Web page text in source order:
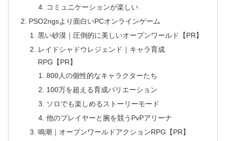
コミュニケーションが楽しい
PSO2ngsより面白いPCオンラインゲーム
黒い砂漠｜圧倒的に美しいオープンワールド【PR】
レイドシャドウレジェンド｜キャラ育成
RPG【PR】
800人の個性的なキャラクターたち
100万を超える育成バリエーション
ソロでも楽しめるストーリーモード
他のプレイヤーと腕を競うPvPアリーナ
鳴潮｜オープンワールドアクションRPG【PR】